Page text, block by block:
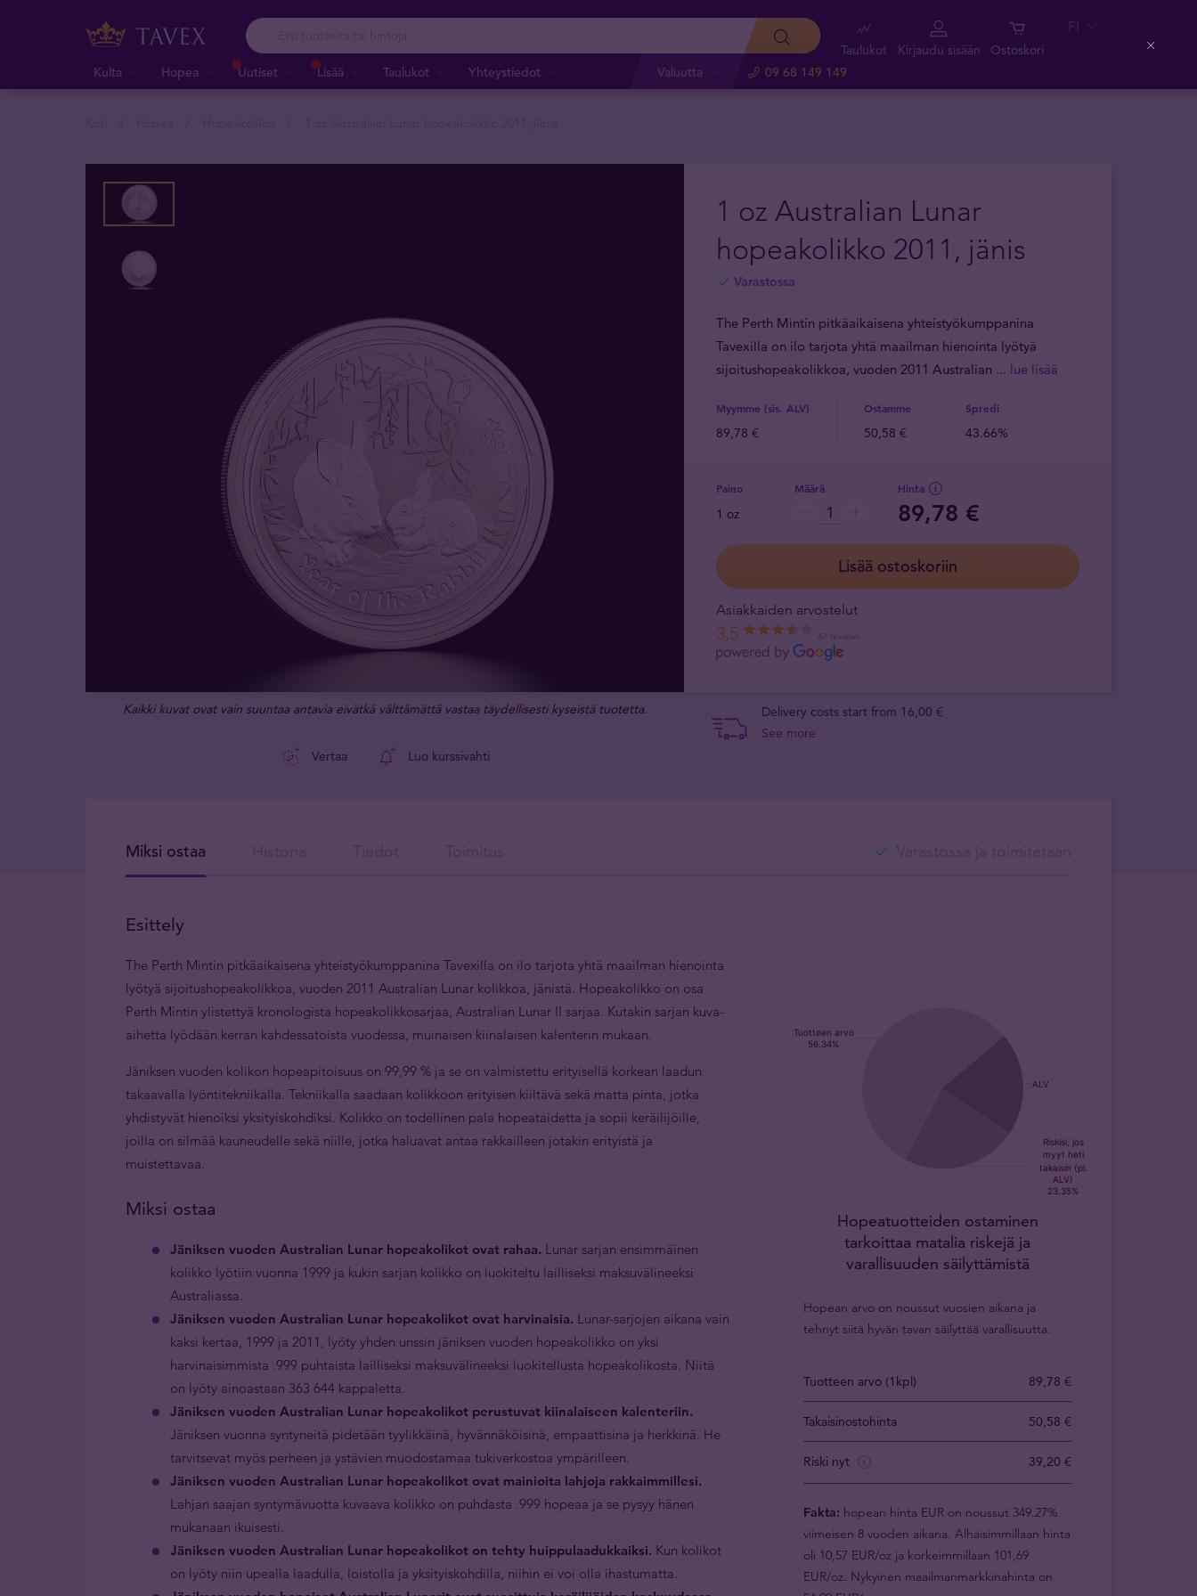
Kulta Hopea Uutiset Lisää Taulukot Yhteystiedot Valuutta 09 68 149 149
Taulukot Kirjaudu sisään Ostoskori
FI
1 oz Australian Lunar
hopeakolikko 2011, jänis
Varastossa
The Perth Mintin pitkäaikaisena yhteistyökumppanina
Tavexilla on ilo tarjota yhtä maailman hienointa lyötyä
sijoitushopeakolikkoa, vuoden 2011 Australian ... lue lisää
Myymme (sis. ALV) Ostamme Spredi
89,78 € 50,58 € 43.66%
Paino
1 oz
Määrä Hinta
89,78 €
Lisää ostoskoriin
Asiakkaiden arvostelut
3,5 67 reviews
Delivery costs start from 16,00 €
See more
Kaikki kuvat ovat vain suuntaa antavia eivätkä välttämättä vastaa täydellisesti kyseistä tuotetta.
Vertaa Luo kurssivahti
Miksi ostaa
Esittely
The Perth Mintin pitkäaikaisena yhteistyökumppanina Tavexilla on ilo tarjota yhtä maailman hienointa
lyötyä sijoitushopeakolikkoa, vuoden 2011 Australian Lunar kolikkoa, jänistä. Hopeakolikko on osa
Perth Mintin ylistettyä kronologista hopeakolikkosarjaa, Australian Lunar II sarjaa. Kutakin sarjan kuva-
aihetta lyödään kerran kahdessatoista vuodessa, muinaisen kiinalaisen kalenterin mukaan.
Jäniksen vuoden kolikon hopeapitoisuus on 99,99 % ja se on valmistettu erityisellä korkean laadun
takaavalla lyöntitekniikalla. Tekniikalla saadaan kolikkoon erityisen kiiltävä sekä matta pinta, jotka
yhdistyvät hienoiksi yksityiskohdiksi. Kolikko on todellinen pala hopeataidetta ja sopii keräilijöille,
joilla on silmää kauneudelle sekä niille, jotka haluavat antaa rakkailleen jotakin erityistä ja
muistettavaa.
Miksi ostaa
Jäniksen vuoden Australian Lunar hopeakolikot ovat rahaa. Lunar sarjan ensimmäinen
kolikko lyötiin vuonna 1999 ja kukin sarjan kolikko on luokiteltu lailliseksi maksuvälineeksi
Australiassa.
Jäniksen vuoden Australian Lunar hopeakolikot ovat harvinaisia. Lunar-sarjojen aikana vain
kaksi kertaa, 1999 ja 2011, lyöty yhden unssin jäniksen vuoden hopeakolikko on yksi
harvinaisimmista .999 puhtaista lailliseksi maksuvälineeksi luokitellusta hopeakolikosta. Niitä
on lyöty ainoastaan 363 644 kappaletta.
Jäniksen vuoden Australian Lunar hopeakolikot perustuvat kiinalaiseen kalenteriin.
Jäniksen vuonna syntyneitä pidetään tyylikkäinä, hyvännäköisinä, empaattisina ja herkkinä. He
tarvitsevat myös perheen ja ystävien muodostamaa tukiverkostoa ympärilleen.
Jäniksen vuoden Australian Lunar hopeakolikot ovat mainioita lahjoja rakkaimmillesi.
Lahjan saajan syntymävuotta kuvaava kolikko on puhdasta .999 hopeaa ja se pysyy hänen
mukanaan ikuisesti.
Jäniksen vuoden Australian Lunar hopeakolikot on tehty huippulaadukkaiksi. Kun kolikot
on lyöty niin upealla laadulla, loistolla ja yksityiskohdilla, niihin ei voi olla ihastumatta.
Hopeatuotteiden ostaminen
tarkoittaa matalia riskejä ja
varallisuuden säilyttämistä
Hopean arvo on noussut vuosien aikana ja
tehnyt siitä hyvän tavan säilyttää varallisuutta.
Tuotteen arvo (1kpl) 89,78 €
Takaisinostohinta 50,58 €
Riski nyt 39,20 €
Fakta: hopean hinta EUR on noussut 349.27%
viimeisen 8 vuoden aikana. Alhaisimmillaan hinta
oli 10,57 EUR/oz ja korkeimmillaan 101,69
EUR/oz. Nykyinen maailmanmarkkinahinta on
Close